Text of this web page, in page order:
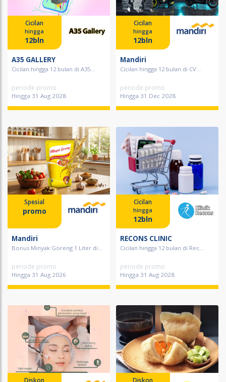
Cicilan
hingga
12bln
A35 GALLERY
Cicilan hingga 12 bulan di A35...
periode promo
Hingga 31 Aug 2028
Cicilan
hingga
12bln
Mandiri
Cicilan hingga 12 bulan di CV...
periode promo
Hingga 31 Dec 2028
Spesial
promo
Mandiri
Bonus Minyak Goreng 1 Liter di...
periode promo
Hingga 31 Aug 2026
Cicilan
hingga
12bln
RECONS CLINIC
Cicilan hingga 12 bulan di Rec...
periode promo
Hingga 31 Aug 2028
Diskon Diskon